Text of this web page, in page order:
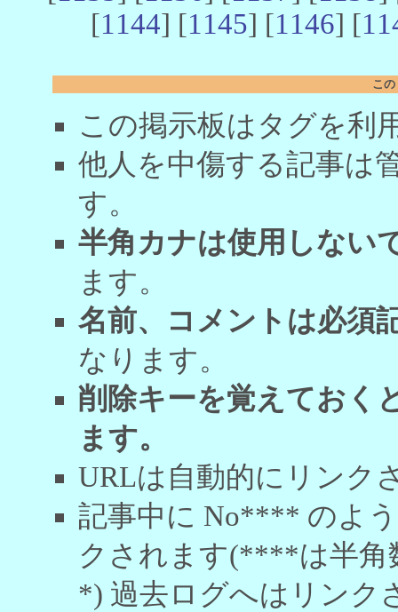
[1144] [1145] [1146] [
こ
この掲示板はタグを利
他人を中傷する記事は
す。
半角カナは使用しない
ます。
名前、コメントは必須
なります。
削除キーを覚えておく
ます。
URLは自動的にリンク
記事中に No**** のよ
クされます(****は半角
*) 過去ログへはリンク